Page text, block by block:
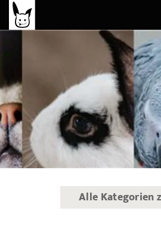
Alle Kategorien